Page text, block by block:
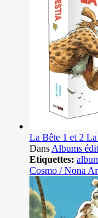
La Bête 1 et 2
Dans Albums
Etiquettes:
Cosmo / Nona